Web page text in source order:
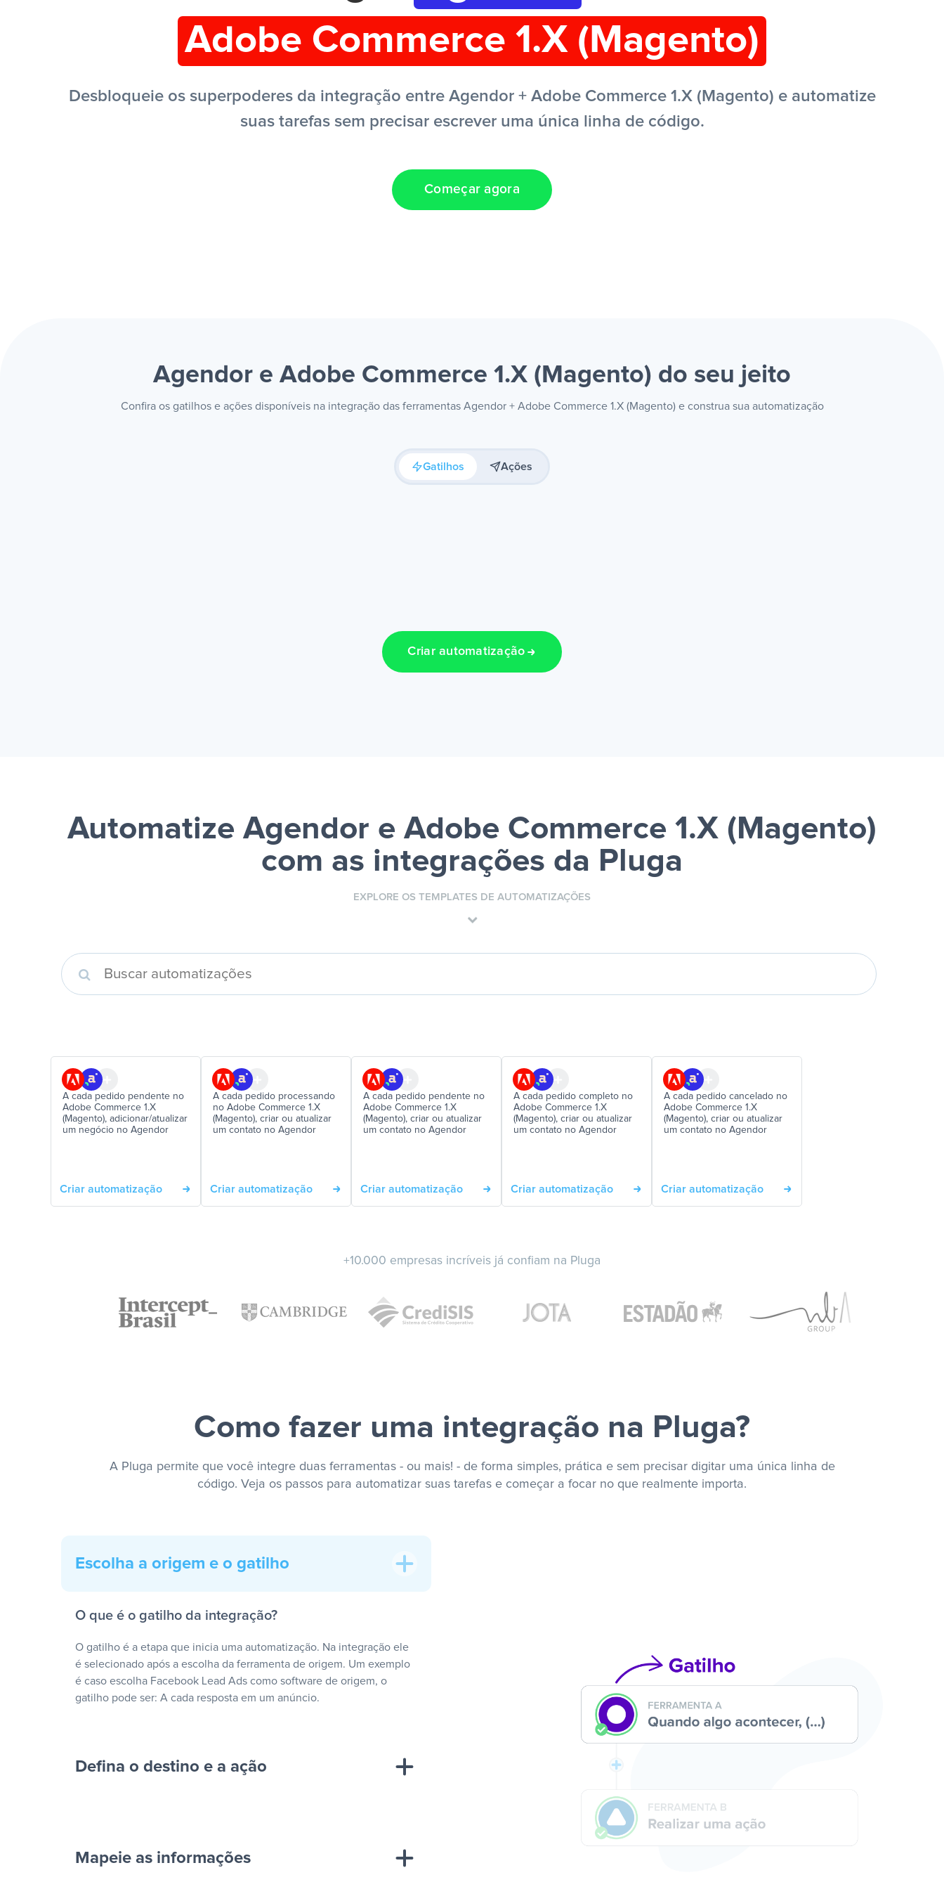
Adobe Commerce 1.X (Magento)
Desbloqueie os superpoderes da integração entre Agendor + Adobe Commerce 1.X (Magento) e automatize
suas tarefas sem precisar escrever uma única linha de código.
Começar agora
Agendor e Adobe Commerce 1.X (Magento) do seu jeito
Confira os gatilhos e ações disponíveis na integração das ferramentas Agendor + Adobe Commerce 1.X (Magento) e construa sua automatização
Gatilhos Ações
Criar automatização
Automatize Agendor e Adobe Commerce 1.X (Magento)
com as integrações da Pluga
EXPLORE OS TEMPLATES DE AUTOMATIZAÇÕES
A cada pedido pendente no
Adobe Commerce 1.X
(Magento), adicionar/atualizar
um negócio no Agendor
Criar automatização
A cada pedido processando
no Adobe Commerce 1.X
(Magento), criar ou atualizar
um contato no Agendor
Criar automatização
A cada pedido pendente no
Adobe Commerce 1.X
(Magento), criar ou atualizar
um contato no Agendor
Criar automatização
A cada pedido completo no
Adobe Commerce 1.X
(Magento), criar ou atualizar
um contato no Agendor
Criar automatização
A cada pedido cancelado no
Adobe Commerce 1.X
(Magento), criar ou atualizar
um contato no Agendor
Criar automatização
+10.000 empresas incríveis já confiam na Pluga
Como fazer uma integração na Pluga?
A Pluga permite que você integre duas ferramentas - ou mais! - de forma simples, prática e sem precisar digitar uma única linha de
código. Veja os passos para automatizar suas tarefas e começar a focar no que realmente importa.
Escolha a origem e o gatilho
O que é o gatilho da integração?
O gatilho é a etapa que inicia uma automatização. Na integração ele
é selecionado após a escolha da ferramenta de origem. Um exemplo
é caso escolha Facebook Lead Ads como software de origem, o
gatilho pode ser: A cada resposta em um anúncio.
Defina o destino e a ação
Mapeie as informações